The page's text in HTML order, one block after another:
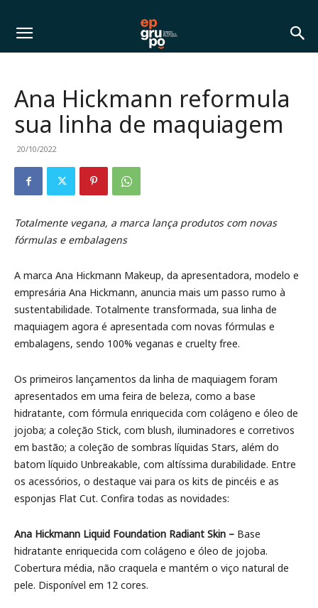
Ana Hickmann reformula
sua linha de maquiagem
20/10/2022
Totalmente vegana, a marca lança produtos com novas
fórmulas e embalagens
A marca Ana Hickmann Makeup, da apresentadora, modelo e
empresária Ana Hickmann, anuncia mais um passo rumo à
sustentabilidade. Totalmente transformada, sua linha de
maquiagem agora é apresentada com novas fórmulas e
embalagens, sendo 100% veganas e cruelty free.
Os primeiros lançamentos da linha de maquiagem foram
apresentados em uma feira de beleza, como a base
hidratante, com fórmula enriquecida com colágeno e óleo de
jojoba; a coleção Stick, com blush, iluminadores e corretivos
em bastão; a coleção de sombras líquidas Stars, além do
batom líquido Unbreakable, com altíssima durabilidade. Entre
os acessórios, o destaque vai para os kits de pincéis e as
esponjas Flat Cut. Confira todas as novidades:
Ana Hickmann Liquid Foundation Radiant Skin – Base
hidratante enriquecida com colágeno e óleo de jojoba.
Cobertura média, não craquela e mantém o viço natural de
pele. Disponível em 12 cores.